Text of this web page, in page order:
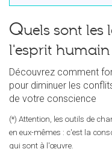
Quels sont les
l'esprit humain
Découvrez comment
pour diminuer les
de votre conscience
(*) Attention, les outils de
en eux-mêmes : c'est la
qui sont à l'œuvre.